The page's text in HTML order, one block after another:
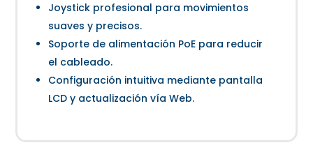
Joystick profesional para movimientos
suaves y precisos.
Soporte de alimentación PoE para reducir
el cableado.
Configuración intuitiva mediante pantalla
LCD y actualización vía Web.